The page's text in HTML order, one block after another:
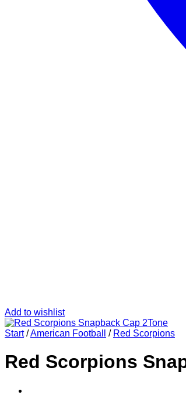
Add to wishlist
Start /American Football / Red Scorpions
Red Scorpions